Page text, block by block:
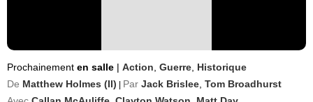
Prochainement en salle | Action Guerre Historique
De Matthew Holmes (II) Par Jack Brislee Tom Broadhurst